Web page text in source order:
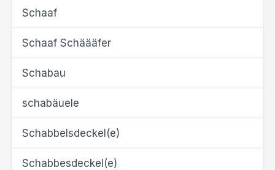
Schaaf
Schaaf Schäääfer
Schabau
schabäuele
Schabbelsdeckel(e)
Schabbesdeckel(e)